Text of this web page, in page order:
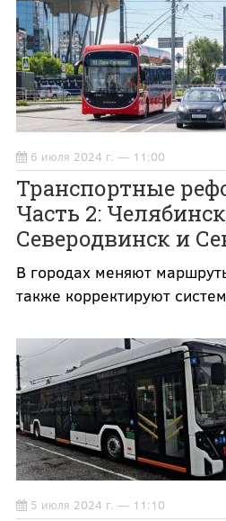
6 июля 2024 г. — 11:00
Транспортные
Часть 2:
Северодвинск и
В городах меняют
также корректируют
5 июля 2024 г. — 11:10